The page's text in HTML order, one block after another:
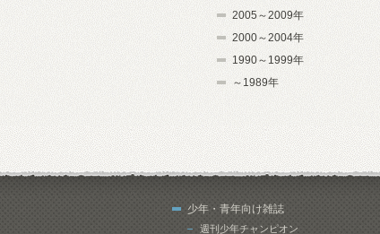
2005～2009年
2000～2004年
1990～1999年
～1989年
少年・青年向け雑誌
週刊少年チャンピオン